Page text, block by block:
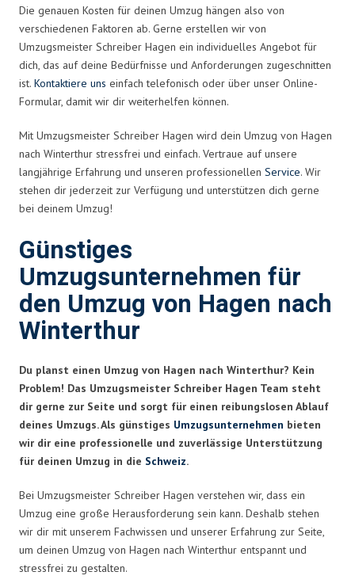
Die genauen Kosten für deinen Umzug hängen also von
verschiedenen Faktoren ab. Gerne erstellen wir von
Umzugsmeister Schreiber Hagen ein individuelles Angebot für
dich, das auf deine Bedürfnisse und Anforderungen zugeschnitten
ist. Kontaktiere uns einfach telefonisch oder über unser Online-
Formular, damit wir dir weiterhelfen können.
Mit Umzugsmeister Schreiber Hagen wird dein Umzug von Hagen
nach Winterthur stressfrei und einfach. Vertraue auf unsere
langjährige Erfahrung und unseren professionellen Service. Wir
stehen dir jederzeit zur Verfügung und unterstützen dich gerne
bei deinem Umzug!
Günstiges
Umzugsunternehmen für
den Umzug von Hagen nach
Winterthur
Du planst einen Umzug von Hagen nach Winterthur? Kein
Problem! Das Umzugsmeister Schreiber Hagen Team steht
dir gerne zur Seite und sorgt für einen reibungslosen Ablauf
deines Umzugs. Als günstiges Umzugsunternehmen bieten
wir dir eine professionelle und zuverlässige Unterstützung
für deinen Umzug in die Schweiz.
Bei Umzugsmeister Schreiber Hagen verstehen wir, dass ein
Umzug eine große Herausforderung sein kann. Deshalb stehen
wir dir mit unserem Fachwissen und unserer Erfahrung zur Seite,
um deinen Umzug von Hagen nach Winterthur entspannt und
stressfrei zu gestalten.